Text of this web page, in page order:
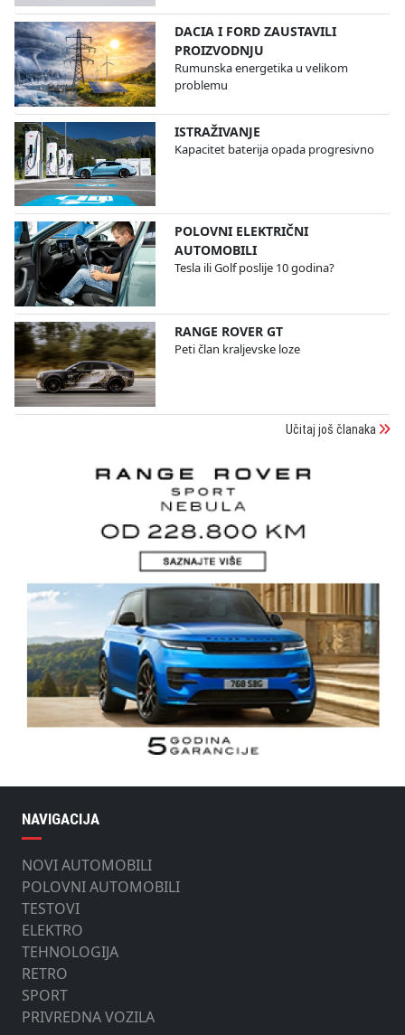
DACIA I FORD ZAUSTAVILI
PROIZVODNJU
Rumunska energetika u velikom
problemu
ISTRAŽIVANJE
Kapacitet baterija opada progresivno
POLOVNI ELEKTRIČNI
AUTOMOBILI
Tesla ili Golf poslije 10 godina?
RANGE ROVER GT
Peti član kraljevske loze
Učitaj još članaka
NAVIGACIJA
NOVI AUTOMOBILI
POLOVNI AUTOMOBILI
TESTOVI
ELEKTRO
TEHNOLOGIJA
RETRO
SPORT
PRIVREDNA VOZILA